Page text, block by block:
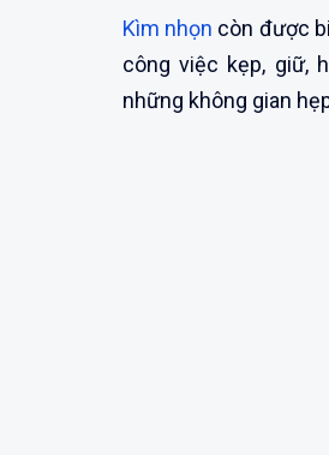
Kìm nhọn còn được
công việc kẹp, giữ,
những không gian